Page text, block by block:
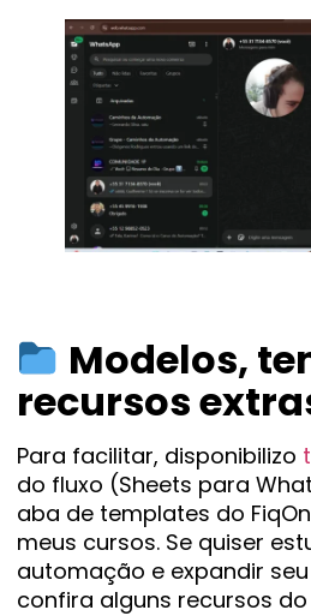
Modelos,
recursos
Para facilitar, disponibilizo
do fluxo (Sheets para
aba de templates do
meus cursos. Se quiser
automação e expandir
confira alguns recursos